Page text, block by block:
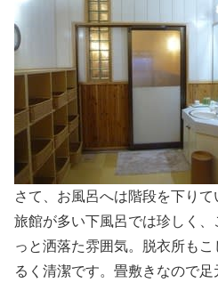
さて、お風呂へは階段を下り
旅館が多い下風呂では珍しく、
っと洒落た雰囲気。脱衣所も
るく清潔です。畳敷きなので足